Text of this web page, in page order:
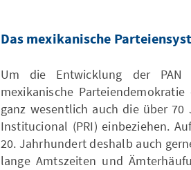
Das mexikanische
Um die Entwicklung der
mexikanische
ganz wesentlich auch die über 70
Institucional (PRI) einbeziehen.
20. Jahrhundert deshalb auch
lange Amtszeiten und